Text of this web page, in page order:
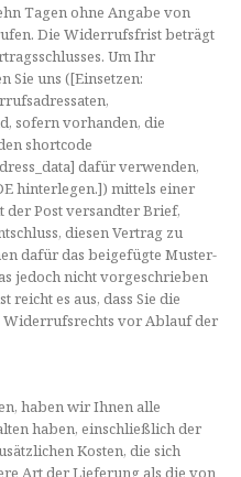
Tagen ohne Angabe von
Die Widerrufsfrist beträgt
Um Ihr
Sie uns ([Einsetzen:
sofern vorhanden, die
shortcode
dafür verwenden,
hinterlegen.]) mittels einer
Post versandter Brief,
diesen Vertrag zu
dafür das beigefügte Muster-
jedoch nicht vorgeschrieben
es aus, dass Sie die
vor Ablauf der
haben wir Ihnen alle
haben, einschließlich der
Kosten, die sich